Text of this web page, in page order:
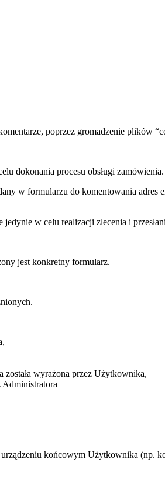
poprzez gromadzenie plików
dokonania procesu obsługi zamówienia.
w formularzu do komentowania
w celu realizacji zlecenia i
jest konkretny formularz.
wyrażona przez Użytkownika,
końcowym Użytkownika (np.